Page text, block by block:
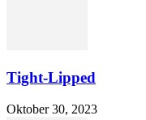
Tight-Lipped
Oktober 30, 2023